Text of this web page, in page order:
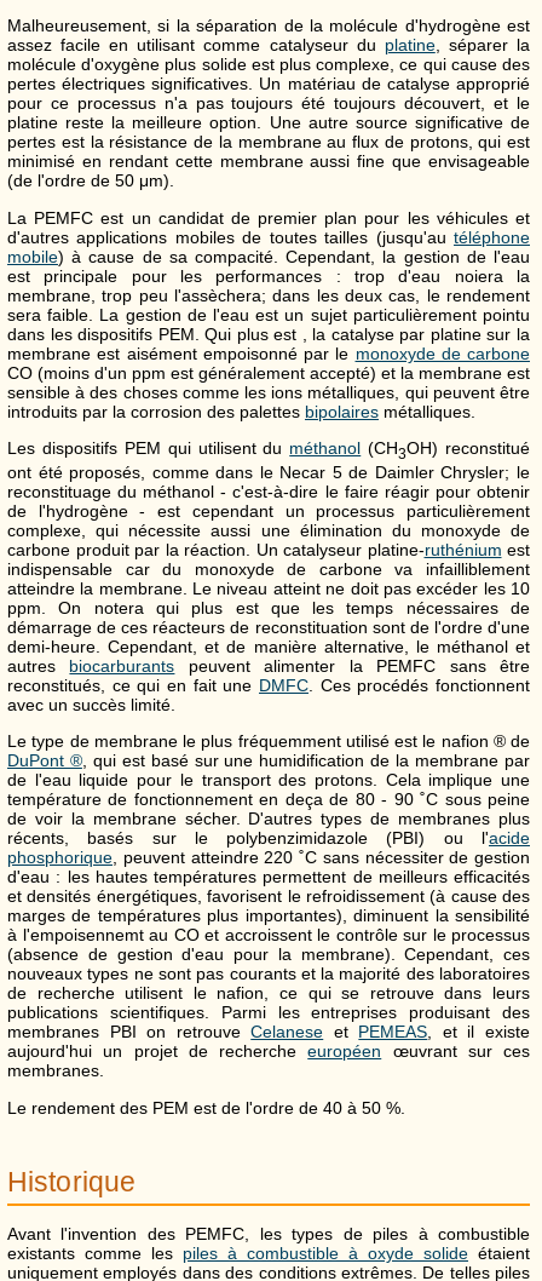
Malheureusement, si la séparation de la molécule d'hydrogène est
assez facile en utilisant comme catalyseur du platine, séparer la
molécule d'oxygène plus solide est plus complexe, ce qui cause des
pertes électriques significatives. Un matériau de catalyse approprié
pour ce processus n'a pas toujours été toujours découvert, et le
platine reste la meilleure option. Une autre source significative de
pertes est la résistance de la membrane au flux de protons, qui est
minimisé en rendant cette membrane aussi fine que envisageable
(de l'ordre de 50 μm).
La PEMFC est un candidat de premier plan pour les véhicules et
d'autres applications mobiles de toutes tailles (jusqu'au téléphone
mobile) à cause de sa compacité. Cependant, la gestion de l'eau
est principale pour les performances : trop d'eau noiera la
membrane, trop peu l'assèchera; dans les deux cas, le rendement
sera faible. La gestion de l'eau est un sujet particulièrement pointu
dans les dispositifs PEM. Qui plus est , la catalyse par platine sur la
membrane est aisément empoisonné par le monoxyde de carbone
CO (moins d'un ppm est généralement accepté) et la membrane est
sensible à des choses comme les ions métalliques, qui peuvent être
introduits par la corrosion des palettes bipolaires métalliques.
Les dispositifs PEM qui utilisent du méthanol (CH3OH) reconstitué
ont été proposés, comme dans le Necar 5 de Daimler Chrysler; le
reconstituage du méthanol - c'est-à-dire le faire réagir pour obtenir
de l'hydrogène - est cependant un processus particulièrement
complexe, qui nécessite aussi une élimination du monoxyde de
carbone produit par la réaction. Un catalyseur platine-ruthénium est
indispensable car du monoxyde de carbone va infailliblement
atteindre la membrane. Le niveau atteint ne doit pas excéder les 10
ppm. On notera qui plus est que les temps nécessaires de
démarrage de ces réacteurs de reconstituation sont de l'ordre d'une
demi-heure. Cependant, et de manière alternative, le méthanol et
autres biocarburants peuvent alimenter la PEMFC sans être
reconstitués, ce qui en fait une DMFC . Ces procédés fonctionnent
avec un succès limité.
Le type de membrane le plus fréquemment utilisé est le nafion ® de
DuPont ®, qui est basé sur une humidification de la membrane par
de l'eau liquide pour le transport des protons. Cela implique une
température de fonctionnement en deça de 80 - 90 ˚C sous peine
de voir la membrane sécher. D'autres types de membranes plus
récents, basés sur le polybenzimidazole (PBI) ou l'acide
phosphorique , peuvent atteindre 220 ˚C sans nécessiter de gestion
d'eau : les hautes températures permettent de meilleurs efficacités
et densités énergétiques, favorisent le refroidissement (à cause des
marges de températures plus importantes), diminuent la sensibilité
à l'empoisennemt au CO et accroissent le contrôle sur le processus
(absence de gestion d'eau pour la membrane). Cependant, ces
nouveaux types ne sont pas courants et la majorité des laboratoires
de recherche utilisent le nafion, ce qui se retrouve dans leurs
publications scientifiques. Parmi les entreprises produisant des
membranes PBI on retrouveCelanese et PEMEAS , et il existe
aujourd'hui un projet de rechercheeuropéen œuvrant sur ces
membranes.
Le rendement des PEM est de l'ordre de 40 à 50 %.
Historique
Avant l'invention des PEMFC, les types de piles à combustible
existants comme les piles à combustible à oxyde solide étaient
uniquement employés dans des conditions extrêmes. De telles piles